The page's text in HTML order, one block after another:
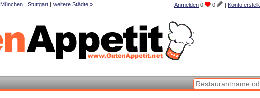
Anmelden 0 0 | Konto
München | Stuttgart | weitere Städte »